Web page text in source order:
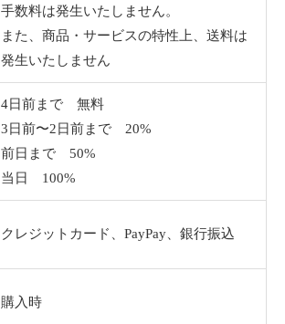
手数料は発生いたしません。
また、商品・サービスの特性上、送料は
発生いたしません
4日前まで 無料
3日前〜2日前まで 20%
前日まで 50%
当日 100%
クレジットカード、PayPay、銀行振込
購入時